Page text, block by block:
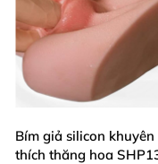
Bím giả silicon khuyên
thích thăng hoa